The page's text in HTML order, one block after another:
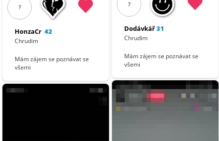
?
HonzaCr 42
Chrudim
Mám zájem se poznávat se
všemi
?
Dodávkář31
Chrudim
Mám zájem se poznávat se
všemi